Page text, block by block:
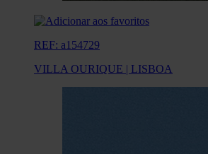
REF: a154729
VILLA OURIQUE | LISBOA